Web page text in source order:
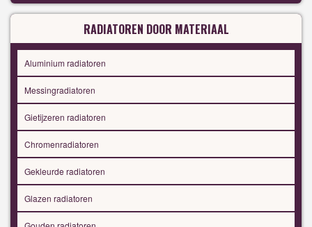
RADIATOREN DOOR MATERIAAL
Aluminium radiatoren
Messingradiatoren
Gietijzeren radiatoren
Chromenradiatoren
Gekleurde radiatoren
Glazen radiatoren